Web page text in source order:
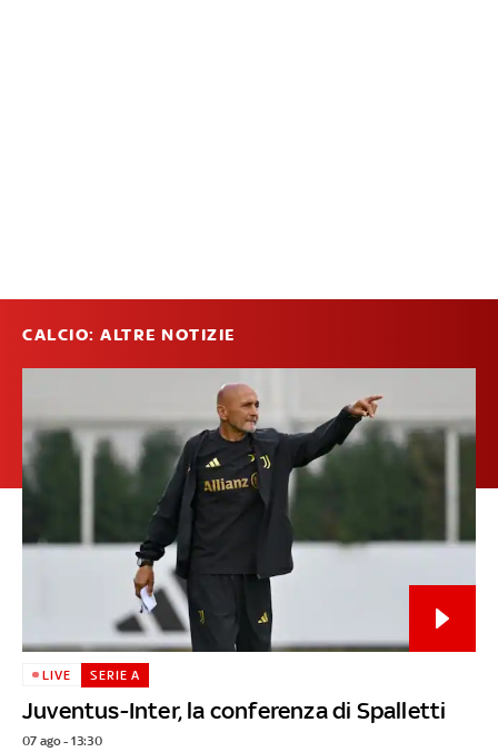
CALCIO: ALTRE NOTIZIE
Juventus-Inter, la conferenza di Spalletti
LIVE SERIE A
07 ago - 13:30